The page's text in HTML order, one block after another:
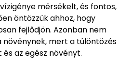
mérsékelt, és fontos,
öntözzük ahhoz, hogy
fejlődjön. Azonban nem
növénynek, mert a túlöntözés
az egész növényt.